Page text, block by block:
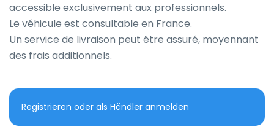
accessible exclusivement aux professionnels.
Le véhicule est consultable en France.
Un service de livraison peut être assuré, moyennant
des frais additionnels.
Registrieren oder als Händler anmelden